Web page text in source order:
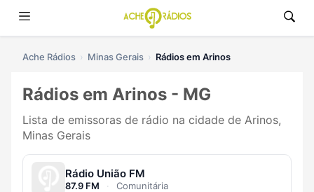
Ache Rádios Minas Gerais Rádios em Arinos
Rádios em Arinos - MG
Lista de emissoras de rádio na cidade de Arinos,
Minas Gerais
Rádio União FM
87.9 FM · Comunitária